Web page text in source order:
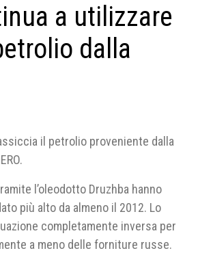
a utilizzare
dalla
il petrolio proveniente dalla
l’oleodotto Druzhba hanno
più alto da almeno il 2012. Lo
completamente inversa per
a meno delle forniture russe.